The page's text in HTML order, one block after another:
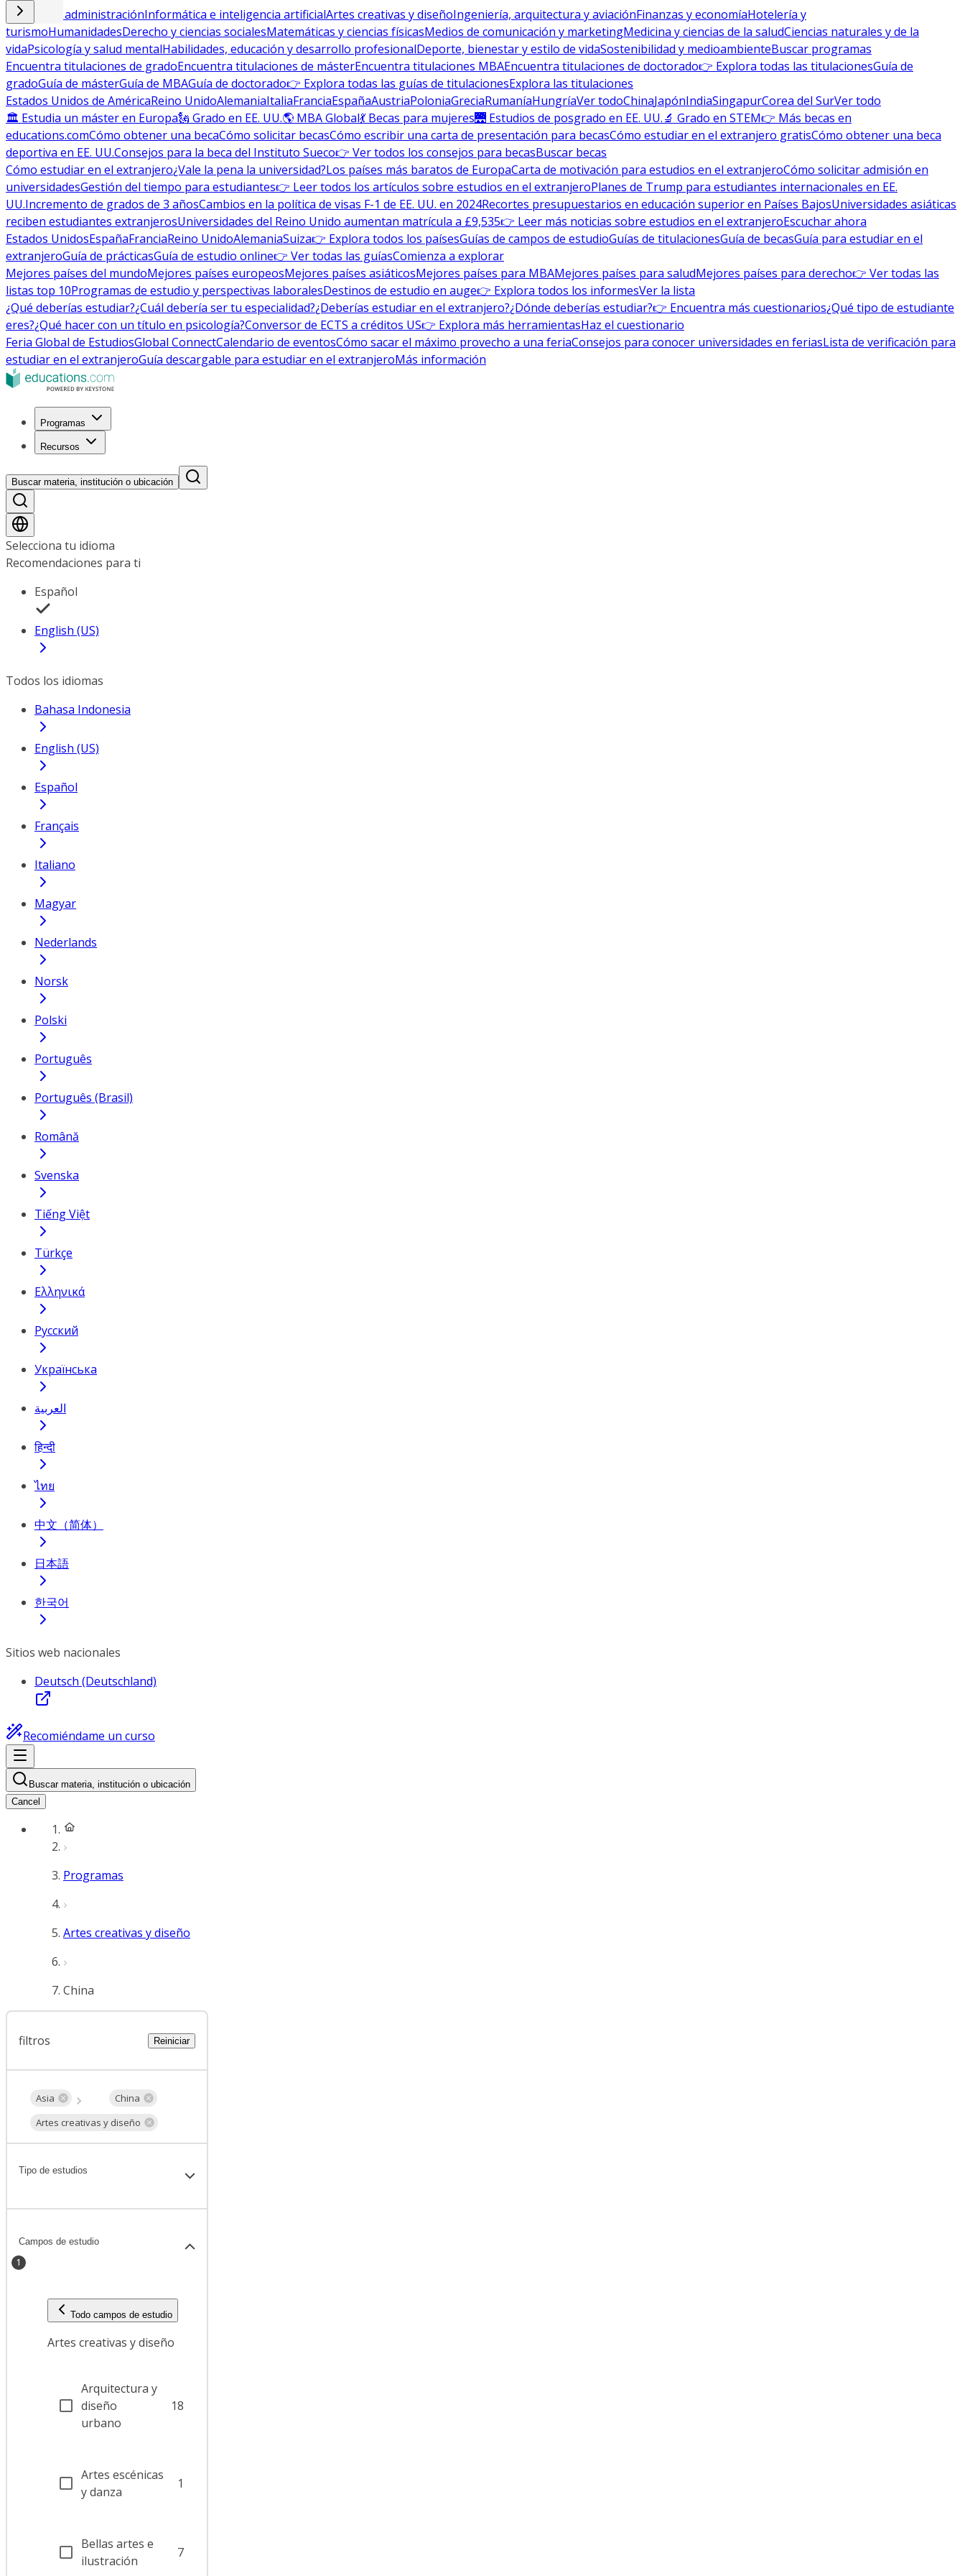
Empresa y administraciónInformática e inteligencia artificialArtes creativas y diseñoIngeniería, arquitectura y aviaciónFinanzas y economíaHotelería y
turismoHumanidadesDerecho y ciencias socialesMatemáticas y ciencias físicasMedios de comunicación y marketingMedicina y ciencias de la saludCiencias naturales y de la
vidaPsicología y salud mentalHabilidades, educación y desarrollo profesionalDeporte, bienestar y estilo de vidaSostenibilidad y medioambienteBuscar programas
Encuentra titulaciones de gradoEncuentra titulaciones de másterEncuentra titulaciones MBAEncuentra titulaciones de doctorado👉 Explora todas las titulacionesGuía de
gradoGuía de másterGuía de MBAGuía de doctorado👉 Explora todas las guías de titulacionesExplora las titulaciones
Estados Unidos de AméricaReino UnidoAlemaniaItaliaFranciaEspañaAustriaPoloniaGreciaRumaníaHungríaVer todoChinaJapónIndiaSingapurCorea del SurVer todo
🏛 Estudia un máster en Europa🗽 Grado en EE. UU.🌎 MBA Global💃 Becas para mujeres🌉 Estudios de posgrado en EE. UU.🔬 Grado en STEM👉 Más becas en
educations.comCómo obtener una becaCómo solicitar becasCómo escribir una carta de presentación para becasCómo estudiar en el extranjero gratisCómo obtener una beca
deportiva en EE. UU.Consejos para la beca del Instituto Sueco👉 Ver todos los consejos para becasBuscar becas
Cómo estudiar en el extranjero¿Vale la pena la universidad?Los países más baratos de EuropaCarta de motivación para estudios en el extranjeroCómo solicitar admisión en
universidadesGestión del tiempo para estudiantes👉 Leer todos los artículos sobre estudios en el extranjeroPlanes de Trump para estudiantes internacionales en EE.
UU.Incremento de grados de 3 añosCambios en la política de visas F-1 de EE. UU. en 2024Recortes presupuestarios en educación superior en Países BajosUniversidades asiáticas
reciben estudiantes extranjerosUniversidades del Reino Unido aumentan matrícula a £9,535👉 Leer más noticias sobre estudios en el extranjeroEscuchar ahora
Estados UnidosEspañaFranciaReino UnidoAlemaniaSuiza👉 Explora todos los paísesGuías de campos de estudioGuías de titulacionesGuía de becasGuía para estudiar en el
extranjeroGuía de prácticasGuía de estudio online👉 Ver todas las guíasComienza a explorar
Mejores países del mundoMejores países europeosMejores países asiáticosMejores países para MBAMejores países para saludMejores países para derecho👉 Ver todas las
listas top 10Programas de estudio y perspectivas laboralesDestinos de estudio en auge👉 Explora todos los informesVer la lista
¿Qué deberías estudiar?¿Cuál debería ser tu especialidad?¿Deberías estudiar en el extranjero?¿Dónde deberías estudiar?👉 Encuentra más cuestionarios¿Qué tipo de estudiante
eres?¿Qué hacer con un título en psicología?Conversor de ECTS a créditos US👉 Explora más herramientasHaz el cuestionario
Feria Global de EstudiosGlobal ConnectCalendario de eventosCómo sacar el máximo provecho a una feriaConsejos para conocer universidades en feriasLista de verificación para
estudiar en el extranjeroGuía descargable para estudiar en el extranjeroMás información
Programas
Recursos
Buscar materia, institución o ubicación
Selecciona tu idioma
Recomendaciones para ti
Español
English (US)
Todos los idiomas
Bahasa Indonesia
English (US)
Español
Français
Italiano
Magyar
Nederlands
Norsk
Polski
Português
Português (Brasil)
Română
Svenska
Tiếng Việt
Türkçe
Ελληνικά
Русский
Українська
العربية
हिन्दी
ไทย
中文（简体）
日本語
한국어
Sitios web nacionales
Deutsch (Deutschland)
Recomiéndame un curso
Buscar materia, institución o ubicación
Cancel
Programas
Artes creativas y diseño
China
filtros Reiniciar
Asia
China
Artes creativas y diseño
Tipo de estudios
Campos de estudio
1
Todo campos de estudio
Artes creativas y diseño
Arquitectura y
diseño
urbano
18
Artes escénicas
y danza
1
Bellas artes e
ilustración
7